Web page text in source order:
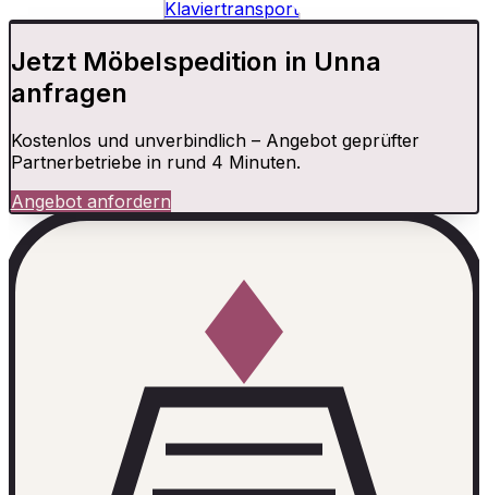
Klaviertransport
Jetzt Möbelspedition in Unna
anfragen
Kostenlos und unverbindlich – Angebot geprüfter
Partnerbetriebe in rund 4 Minuten.
Angebot anfordern